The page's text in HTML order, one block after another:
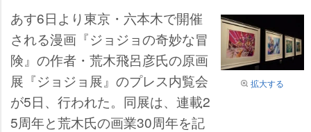
拡大する
あす6日より東京・六本木で開催
される漫画『ジョジョの奇妙な冒
険』の作者・荒木飛呂彦氏の原画
展『ジョジョ展』のプレス内覧会
が5日、行われた。同展は、連載2
5周年と荒木氏の画業30周年を記